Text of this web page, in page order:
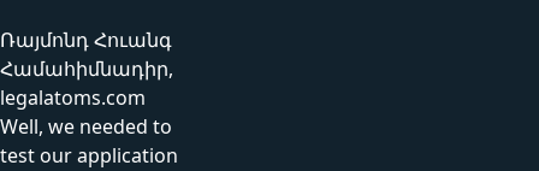
Ռայմոնդ Հուանգ
Համահիմնադիր,
legalatoms.com
Well, we needed to
test our application